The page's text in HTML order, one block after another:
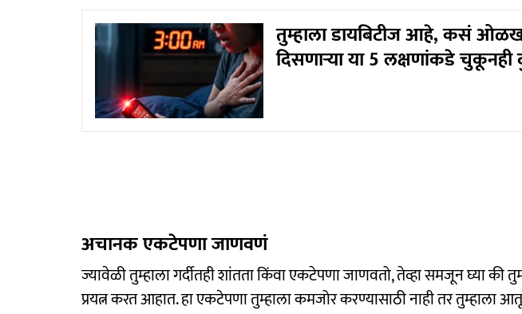
तुम्हाला डायबिटीज आहे, कसं
दिसणाऱ्या या 5 लक्षणांकडे
अचानक एकटेपणा जाणवणं
ज्यावेळी तुम्हाला गर्दीतही शांतता किंवा एकटेपणा जाणवतो, तेव्हा समजून घ्या की
प्रयत्न करत आहात. हा एकटेपणा तुम्हाला कमजोर करण्यासाठी नाही तर